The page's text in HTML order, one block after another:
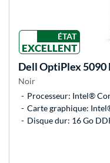
ÉTAT
EXCELLENT
DellOptiPlex 5090
Noir
Processeur: Intel®
Carte graphique:
Disque dur: 16 Go